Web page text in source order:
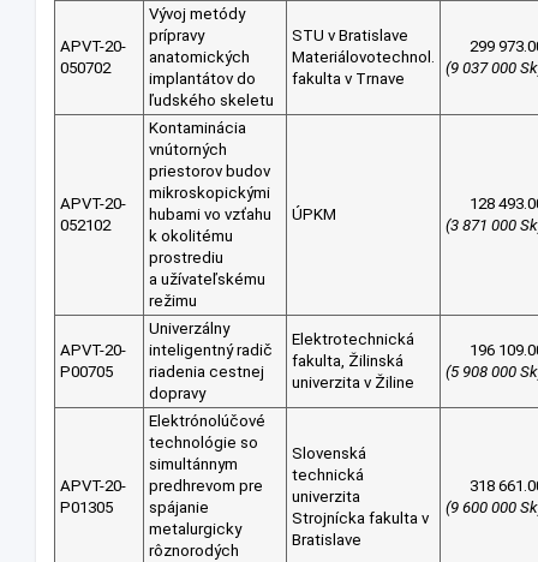
APVT-20-
050702
Vývoj metódy
prípravy
anatomických
implantátov do
ľudského skeletu
STU v Bratislave
Materiálovotechnol.
fakulta v Trnave
299
(9 037 000
APVT-20-
052102
Kontaminácia
vnútorných
priestorov budov
mikroskopickými
hubami vo vzťahu
k okolitému
prostrediu
a užívateľskému
režimu
ÚPKM
128
(3 871 000
APVT-20-
P00705
Univerzálny
inteligentný radič
riadenia cestnej
dopravy
Elektrotechnická
fakulta, Žilinská
univerzita v Žiline
196
(5 908 000
APVT-20-
P01305
Elektrónolúčové
technológie so
simultánnym
predhrevom pre
spájanie
metalurgicky
rôznorodých
Slovenská
technická
univerzita
Strojnícka fakulta v
Bratislave
318
(9 600 000